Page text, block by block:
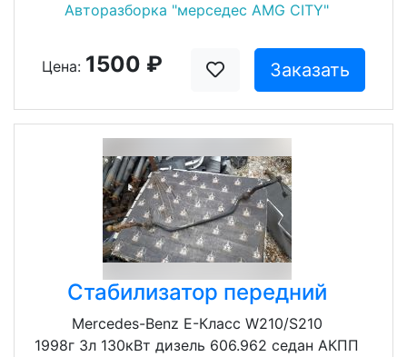
Авторазборка "мерседес AMG CITY"
Цена: 1500 ₽ Заказать
Стабилизатор передний
Mercedes-Benz E-Класс W210/S210
1998г 3л 130кВт дизель 606.962 седан АКПП